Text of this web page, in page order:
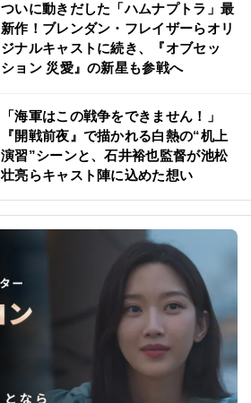
ついに動きだした「ハムナプトラ」最
新作！ブレンダン・フレイザーらオリ
ジナルキャストに続き、『オブセッ
ション 災愛』の新星も参戦へ
「海軍はこの戦争をできません！」
『開戦前夜』で描かれる白熱の“机上
演習”シーンと、石井裕也監督が池松
壮亮らキャスト陣に込めた想い